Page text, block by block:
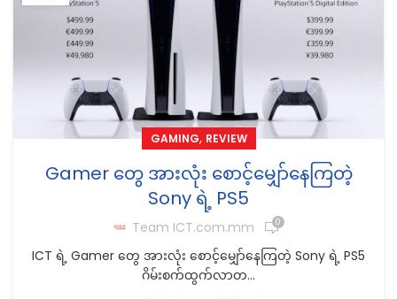
GAMING, REVIEW
Gamer တွေ အားလုံး စောင့်မျှော်နေကြတဲ့
Sony ရဲ့ PS5
Team ICT.com.mm 0
ICT ရဲ့ Gamer တွေ အားလုံး စောင့်မျှော်နေကြတဲ့ Sony ရဲ့ PS5
ဂိမ်းစက်ထွက်လာတ...